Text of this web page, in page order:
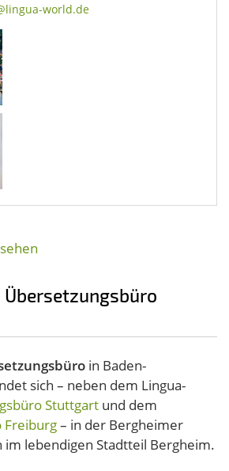
world.de
in Baden-
sich – neben dem Lingua-
Stuttgart und dem
Freiburg– in der Bergheimer
lebendigen Stadtteil Bergheim.